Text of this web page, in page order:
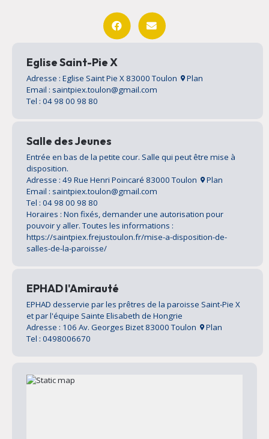
Eglise Saint-Pie X
Adresse : Eglise Saint Pie X 83000 Toulon
Plan
Email : saintpiex.toulon@gmail.com
Tel : 04 98 00 98 80
Salle des Jeunes
Entrée en bas de la petite cour. Salle qui peut être mise à
disposition.
Adresse : 49 Rue Henri Poincaré 83000 Toulon
Plan
Email : saintpiex.toulon@gmail.com
Tel : 04 98 00 98 80
Horaires : Non fixés, demander une autorisation pour
pouvoir y aller. Toutes les informations :
https://saintpiex.frejustoulon.fr/mise-a-disposition-de-
salles-de-la-paroisse/
EPHAD l'Amirauté
EPHAD desservie par les prêtres de la paroisse Saint-Pie X
et par l'équipe Sainte Elisabeth de Hongrie
Adresse : 106 Av. Georges Bizet 83000 Toulon
Plan
Tel : 0498006670